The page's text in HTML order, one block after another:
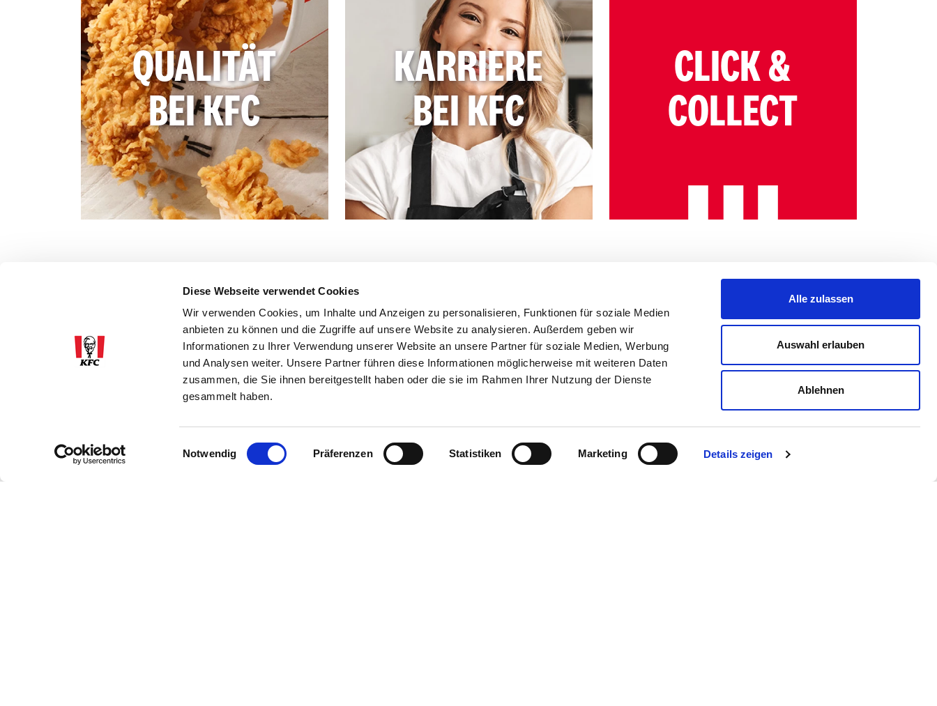
Diese Webseite verwendet Cookies
Wir verwenden Cookies, um Inhalte und Anzeigen zu personalisieren, Funktionen für soziale Medien
anbieten zu können und die Zugriffe auf unsere Website zu analysieren. Außerdem geben wir
Informationen zu Ihrer Verwendung unserer Website an unsere Partner für soziale Medien, Werbung
und Analysen weiter. Unsere Partner führen diese Informationen möglicherweise mit weiteren Daten
zusammen, die Sie ihnen bereitgestellt haben oder die sie im Rahmen Ihrer Nutzung der Dienste
gesammelt haben.
Einwilligungsauswahl
Notwendig Präferenzen Statistiken Marketing Details zeigen
Alle zulassen
Auswahl erlauben
Ablehnen
QUALITÄT
BEI KFC
KARRIERE
BEI KFC
CLICK &
COLLECT